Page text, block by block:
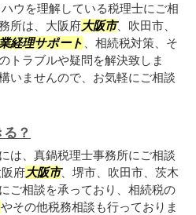
ウを理解している税理士にご相
所は、大阪府大阪市、吹田市、
経理サポート
、相続税対策、そ
トラブルや疑問を解決致しま
いませんので、お気軽にご相談
？
は、真鍋税理士事務所にご相談
府大阪市、堺市、吹田市、茨木
ご相談を承っており、相続税の
やその他税務相談も行っておりま